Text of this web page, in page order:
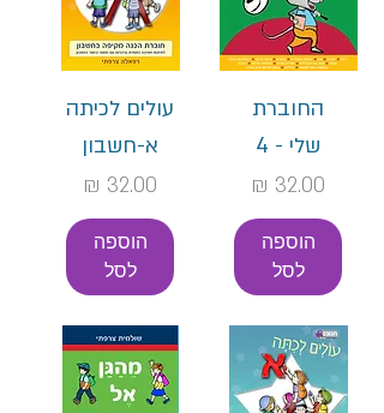
החוברת
שלי - 4
מחיר
הוספה
לסל
עולים לכיתה
א-חשבון
מחיר
הוספה
לסל